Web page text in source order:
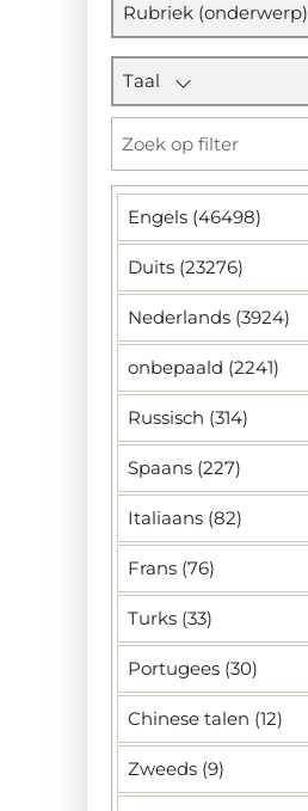
Rubriek (onderwerp)
Taal
Engels (46498)
Duits (23276)
Nederlands (3924)
onbepaald (2241)
Russisch (314)
Spaans (227)
Italiaans (82)
Frans (76)
Turks (33)
Portugees (30)
Chinese talen (12)
Zweeds (9)